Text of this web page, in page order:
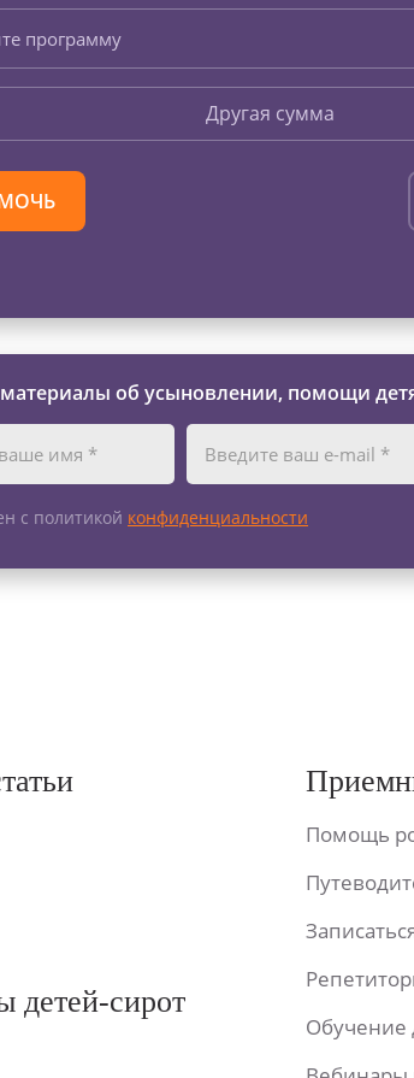
программу
Другая сумма
об усыновлении, помощи
с политикой конфиденциальности
детей-сирот
Помощь
Обучение